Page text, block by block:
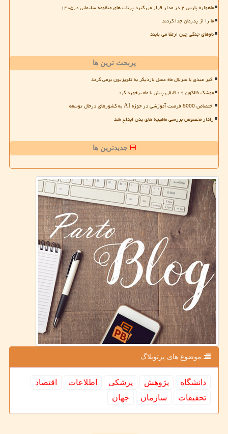
ماهواره پارس ۲ در مدار قرار می گیرد پرتاب های منظومه سلیمانی در۱۴۰۵
ما را از پدرمان جدا کردند
ناوهای جنگی چین ارتقا می یابند
پربحث ترین ها
اکبر عبدی با سریال ماه عسل باردیگر به تلویزیون برمی گردد
موشک فالکون ۹ دقایقی پیش با ماه برخورد کرد
اختصاص 5000 فرصت آموزشی در حوزه AI به کشورهای درحال توسعه
رادار مخصوص بررسی ماهیچه های بدن ابداع شد
جدیدترین ها
موضوع های پرتوبلاگ
دانشگاه پژوهش پزشكی اطلاعات
اقتصاد
تحقیقات
سازمان جهان